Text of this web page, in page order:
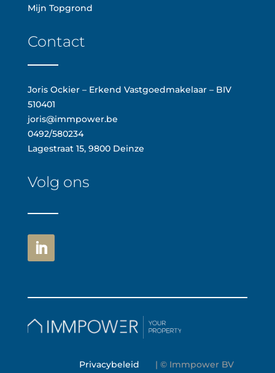
Mijn Topgrond
Contact
Joris Ockier – Erkend Vastgoedmakelaar – BIV
510401
joris@immpower.be
0492/580234
Lagestraat 15, 9800 Deinze
Volg ons
Privacybeleid | © Immpower BV